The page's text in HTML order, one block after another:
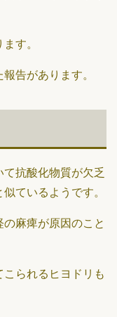
す。
告があります。
抗酸化物質が欠乏
似ているようです。
麻痺が原因のこと
られるヒヨドリも